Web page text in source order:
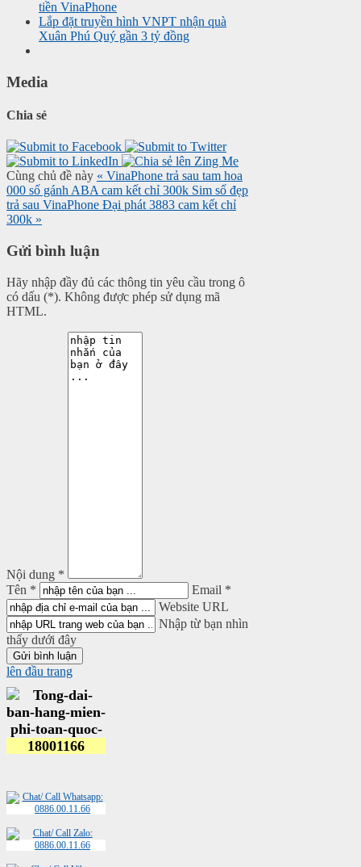
tiền VinaPhone
Lắp đặt truyền hình VNPT nhận quà
Xuân Phú Quý gần 3 tỷ đồng
Media
Chia sẻ
Cùng chủ đề này « VinaPhone trả sau tam hoa
000 số gánh ABA cam kết chỉ 300k Sim số đẹp
trả sau VinaPhone Đại phát 3883 cam kết chỉ
300k »
Gửi bình luận
Hãy nhập đầy đủ các thông tin yêu cầu trong ô
có dấu (*). Không được phép sử dụng mã
HTML.
Nội dung *
Tên *
Email *
Website URL
Nhập từ bạn nhìn
thấy dưới đây
lên đầu trang